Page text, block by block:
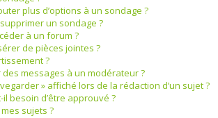
plus d’options à un sondage ?
un sondage ?
à un forum ?
de pièces jointes ?
?
messages à un modérateur ?
» affiché lors de la rédaction d’un sujet ?
besoin d’être approuvé ?
sujets ?